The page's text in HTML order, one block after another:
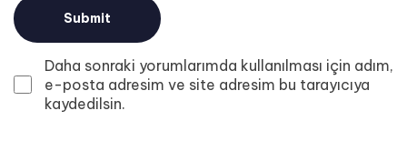
Daha sonraki yorumlarımda kullanılması için adım,
e-posta adresim ve site adresim bu tarayıcıya
kaydedilsin.